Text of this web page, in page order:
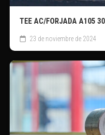
TEE AC/FORJADA A105
23 de noviembre de 2024